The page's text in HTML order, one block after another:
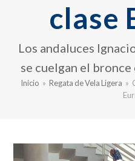
clase
Los andaluces
se cuelgan el bronce
Inicio » Regata de Vela Ligera »